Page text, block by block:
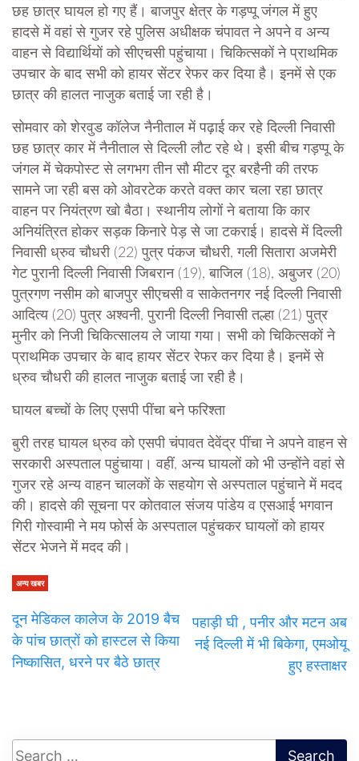
छह छात्र घायल हो गए हैं। बाजपुर क्षेत्र के गड़प्पू जंगल में हुए
हादसे में वहां से गुजर रहे पुलिस अधीक्षक चंपावत ने अपने व अन्य
वाहन से विद्यार्थियों को सीएचसी पहुंचाया। चिकित्सकों ने प्राथमिक
उपचार के बाद सभी को हायर सेंटर रेफर कर दिया है। इनमें से एक
छात्र की हालत नाजुक बताई जा रही है।
सोमवार को शेरवुड कॉलेज नैनीताल में पढ़ाई कर रहे दिल्ली निवासी
छह छात्र कार में नैनीताल से दिल्ली लौट रहे थे। इसी बीच गड़प्पू के
जंगल में चेकपोस्ट से लगभग तीन सौ मीटर दूर बरहैनी की तरफ
सामने जा रही बस को ओवरटेक करते वक्त कार चला रहा छात्र
वाहन पर नियंत्रण खो बैठा। स्थानीय लोगों ने बताया कि कार
अनियंत्रित होकर सड़क किनारे पेड़ से जा टकराई। हादसे में दिल्ली
निवासी ध्रुव चौधरी (22) पुत्र पंकज चौधरी, गली सितारा अजमेरी
गेट पुरानी दिल्ली निवासी जिबरान (19), बाजिल (18), अबुजर (20)
पुत्रगण नसीम को बाजपुर सीएचसी व साकेतनगर नई दिल्ली निवासी
आदित्य (20) पुत्र अश्वनी, पुरानी दिल्ली निवासी तल्हा (21) पुत्र
मुनीर को निजी चिकित्सालय ले जाया गया। सभी को चिकित्सकों ने
प्राथमिक उपचार के बाद हायर सेंटर रेफर कर दिया है। इनमें से
ध्रुव चौधरी की हालत नाजुक बताई जा रही है।
घायल बच्चों के लिएएसपीपींचा बने फरिश्ता
बुरी तरह घायल ध्रुव को एसपी चंपावत देवेंद्र पींचा ने अपने वाहन से
सरकारी अस्पताल पहुंचाया। वहीं, अन्य घायलों को भी उन्होंने वहां से
गुजर रहे अन्य वाहन चालकों के सहयाेग से अस्पताल पहुंचाने में मदद
की। हादसे की सूचना पर कोतवाल संजय पांडेय व एसआई भगवान
गिरी गोस्वामी ने मय फोर्स के अस्पताल पहुंचकर घायलों को हायर
सेंटर भेजने में मदद की।
अन्य खबर
दून मेडिकल कालेज के 2019 बैच
के पांच छात्रों को हास्टल से किया
निष्कासित, धरने पर बैठे छात्र
पहाड़ी घी , पनीर और मटन अब
नई दिल्ली में भी बिकेगा, एमओयू
हुए हस्ताक्षर